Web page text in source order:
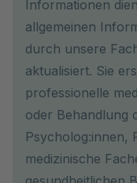
Informationen
allgemeinen
durch unsere
aktualisiert. Sie
professionelle
oder Behandlung
Psycholog:innen,
medizinische